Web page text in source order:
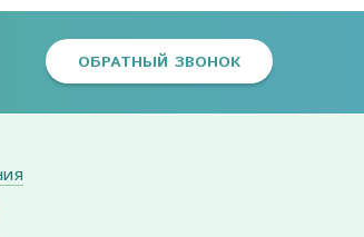
ОБРАТНЫЙ ЗВОНОК